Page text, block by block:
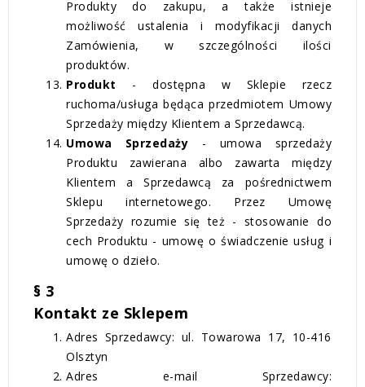
Produkty do zakupu, a także istnieje
możliwość ustalenia i modyfikacji danych
Zamówienia, w szczególności ilości
produktów.
Produkt - dostępna w Sklepie rzecz
ruchoma/usługa będąca przedmiotem Umowy
Sprzedaży między Klientem a Sprzedawcą.
Umowa Sprzedaży - umowa sprzedaży
Produktu zawierana albo zawarta między
Klientem a Sprzedawcą za pośrednictwem
Sklepu internetowego. Przez Umowę
Sprzedaży rozumie się też - stosowanie do
cech Produktu - umowę o świadczenie usług i
umowę o dzieło.
§ 3
Kontakt ze Sklepem
Adres Sprzedawcy: ul. Towarowa 17, 10-416
Olsztyn
Adres e-mail Sprzedawcy: